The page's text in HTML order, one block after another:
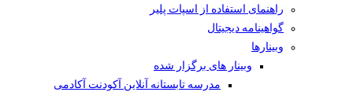
راهنمای استفاده از اسپات پلیر
گواهینامه دیجیتال
وبینار‌ها
وبینار های برگزار شده
مدرسه تابستانه آنلاین آکودنت آکادمی